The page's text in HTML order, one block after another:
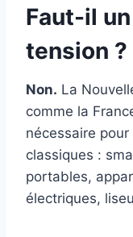
Faut-il
tension ?
Non. La
comme la
nécessaire
classiques :
portables,
électriques,